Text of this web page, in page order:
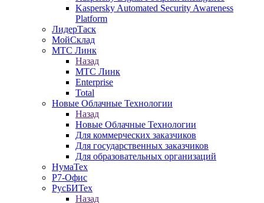
Kaspersky Automated Security Awareness
Platform
ЛидерТаск
МойСклад
МТС Линк
Назад
МТС Линк
Enterprise
Total
Новые Облачные Технологии
Назад
Новые Облачные Технологии
Для коммерческих заказчиков
Для государственных заказчиков
Для образовательных организаций
НумаТех
Р7-Офис
РусБИТех
Назад